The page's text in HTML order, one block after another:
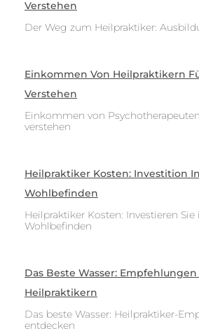
Verstehen
Der Weg zum Heilpraktiker:
Einkommen Von Heilpraktikern
Verstehen
Einkommen von
verstehen
Heilpraktiker Kosten: Investition
Wohlbefinden
Heilpraktiker Kosten: Investieren Sie
Wohlbefinden
Das Beste Wasser: Empfehlungen
Heilpraktikern
Das beste Wasser: Heilpraktiker-
entdecken